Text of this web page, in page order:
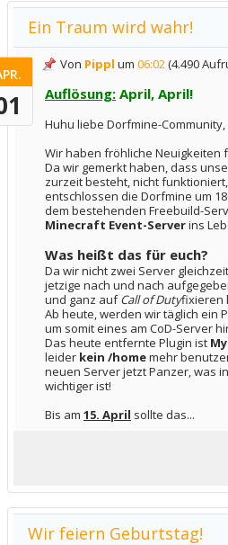
Ein Traum wird wahr!
Von Pippl um 06:02(4.490
Auflösung: April, April!
Huhu liebe Dorfmine-Community,
Wir haben fröhliche Neuigkeiten
Da wir gemerkt haben, dass
zurzeit besteht, nicht
entschlossen die Dorfmine um
dem bestehenden Freebuild-
Minecraft Event-Serverins
Was heißt das für euch?
Da wir nicht zwei Server
jetzige nach und nach
und ganz aufCall of Dutyfixieren
Ab heute, werden wir täglich ein
um somit eines am CoD-Server
Das heute entfernte Plugin ist
leider kein /homemehr
neuen Server jetzt Panzer, was
wichtiger ist!
Bis am 15. April sollte das...
Wir feiern Geburtstag!